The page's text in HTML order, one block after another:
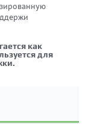
как
для